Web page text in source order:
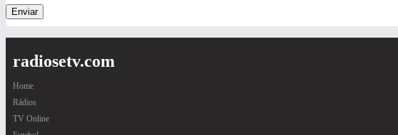
Enviar
radiosetv.com
Home
Rádios
TV Online